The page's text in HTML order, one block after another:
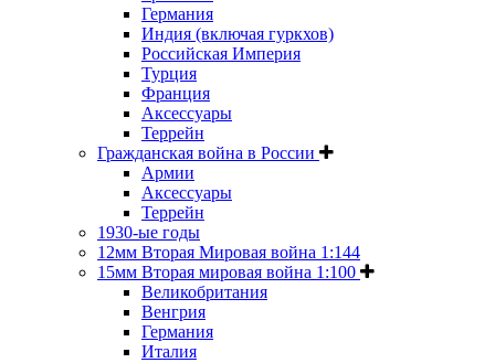
Германия
Индия (включая гуркхов)
Российская Империя
Турция
Франция
Аксессуары
Террейн
Гражданская война в России
Армии
Аксессуары
Террейн
1930-ые годы
12мм Вторая Мировая война 1:144
15мм Вторая мировая война 1:100
Великобритания
Венгрия
Германия
Италия